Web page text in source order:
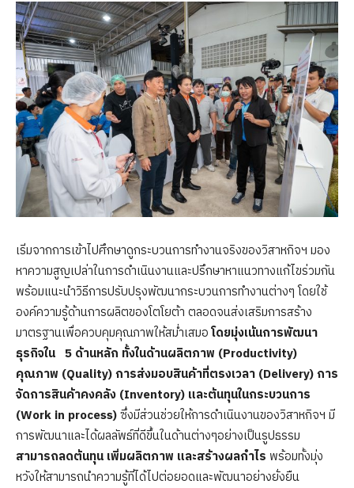
เริ่มจากการเข้าไปศึกษาดูกระบวนการทำงานจริงของวิสาหกิจฯ มอง
หาความสูญเปล่าในการดำเนินงานและปรึกษาหาแนวทางแก้ไขร่วมกัน
พร้อมแนะนำวิธีการปรับปรุงพัฒนากระบวนการทำงานต่างๆ โดยใช้
องค์ความรู้ด้านการผลิตของโตโยต้า ตลอดจนส่งเสริมการสร้าง
มาตรฐานเพื่อควบคุมคุณภาพให้สม่ำเสมอโดยมุ่งเน้นการพัฒนา
ธุรกิจใน 5 ด้านหลัก ทั้งในด้านผลิตภาพ (Productivity)
คุณภาพ (Quality) การส่งมอบสินค้าที่ตรงเวลา (Delivery) การ
จัดการสินค้าคงคลัง (Inventory) และต้นทุนในกระบวนการ
(Work in process)ซึ่งมีส่วนช่วยให้การดำเนินงานของวิสาหกิจฯ มี
การพัฒนาและได้ผลลัพธ์ที่ดีขึ้นในด้านต่างๆอย่างเป็นรูปธรรม
สามารถลดต้นทุน เพิ่มผลิตภาพ และสร้างผลกำไร พร้อมทั้งมุ่ง
หวังให้สามารถนำความรู้ที่ได้ไปต่อยอดและพัฒนาอย่างยั่งยืน